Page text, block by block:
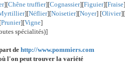
][Chêne truffier][Cognassier][Figuier][Fraise
][Néflier][Noisetier][Noyer] [Olivier][
Prunier][Vigne]
spécialités)]
de http://www.pommiers.com
l'on peut trouver la variété